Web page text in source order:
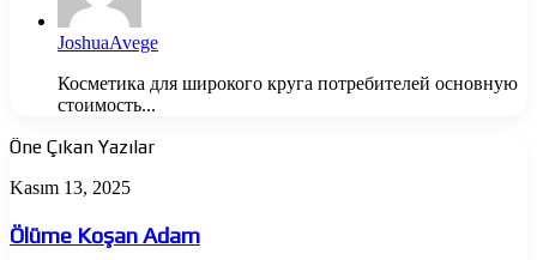
JoshuaAvege
Косметика для широкого круга потребителей основную
стоимость...
Öne Çıkan Yazılar
Ölüme
Adam
Kasım 13, 2025
Ölüme Koşan Adam